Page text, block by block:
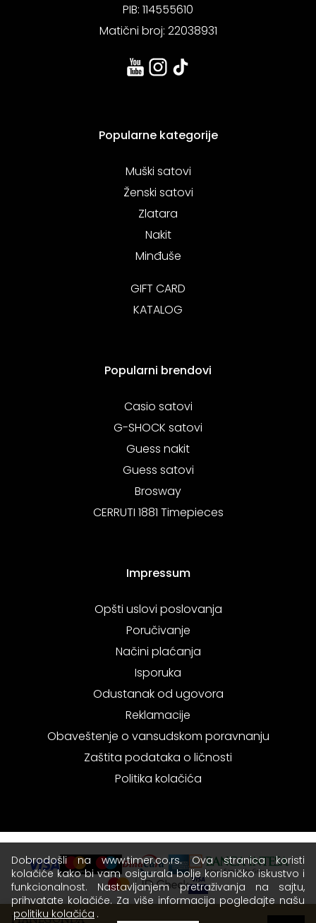
PIB: 114555610
Matični broj: 22038931
Popularne kategorije
Muški satovi
Ženski satovi
Zlatara
Nakit
Minđuše
GIFT CARD
KATALOG
Popularni brendovi
Casio satovi
G-SHOCK satovi
Guess nakit
Guess satovi
Brosway
CERRUTI 1881 Timepieces
Impressum
Opšti uslovi poslovanja
Poručivanje
Načini plaćanja
Isporuka
Odustanak od ugovora
Reklamacije
Obaveštenje o vansudskom poravnanju
Zaštita podataka o ličnosti
Politika kolačića
Dobrodošli na www.timer.co.rs. Ova stranica koristi
kolačiće kako bi vam osigurala bolje korisničko iskustvo i
funkcionalnost. Nastavljanjem pretraživanja na sajtu,
prihvatate kolačiće. Za više informacija pogledajte našu
politiku kolačića .